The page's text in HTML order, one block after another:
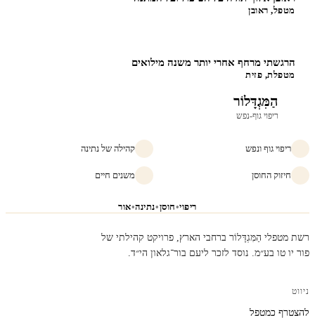
מטפל, ראובן
הרגשתי מרחף אחרי יותר משנה מילואים
מטפלת, פזית
הַמִּגְדָּלוֹר
ריפוי גוף-נפש
ריפוי גוף ונפש קהילה של נתינה
חיזוק החוסן משנים חיים
ריפוי•חוסן•נתינה•אור
רשת מטפלי הַמִּגְדָּלוֹר ברחבי הארץ, פרויקט קהילתי של
פור יו טו בע״מ. נוסד לזכר ליעם בור־גלאון הי״ד.
ניווט
להצטרף כמטפל